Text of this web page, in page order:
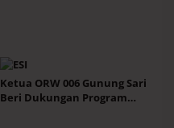
Ketua ORW 006 Gunung Sari
Beri Dukungan Program